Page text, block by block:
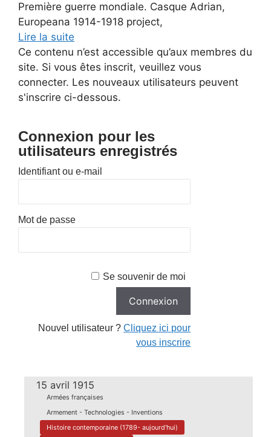
Première guerre mondiale. Casque Adrian,
Europeana 1914-1918 project,
Lire la suite
Ce contenu n’est accessible qu’aux membres du
site. Si vous êtes inscrit, veuillez vous
connecter. Les nouveaux utilisateurs peuvent
s'inscrire ci-dessous.
Connexion pour les
utilisateurs enregistrés
Identifiant ou e-mail
Mot de passe
Se souvenir de moi
Nouvel utilisateur ?Cliquez ici pour
vous inscrire
15 avril 1915
Armées françaises
Armement - Technologies - Inventions
Histoire contemporaine (1789- aujourd'hui)